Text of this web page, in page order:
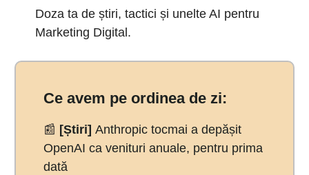
Doza ta de știri, tactici și unelte AI pentru
Marketing Digital.
Ce avem pe ordinea de zi:
📰 [Știri] Anthropic tocmai a depășit
OpenAI ca venituri anuale, pentru prima
dată